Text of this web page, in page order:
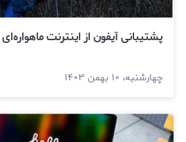
پشتیبانی آیفون از اینترنت
چهارشنبه، ۱۰ بهمن ۱۴۰۳